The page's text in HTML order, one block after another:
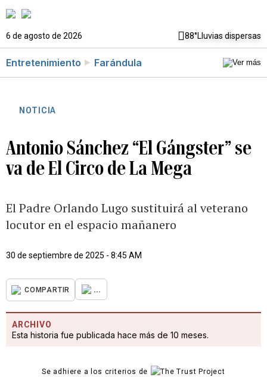
6 de agosto de 2026 88°Lluvias dispersas
Entretenimiento Farándula
NOTICIA
Antonio Sánchez “El Gángster” se
va de El Circo de La Mega
El Padre Orlando Lugo sustituirá al veterano
locutor en el espacio mañanero
30 de septiembre de 2025 - 8:45 AM
COMPARTIR ...
ARCHIVO
Esta historia fue publicada hace más de 10 meses.
Se adhiere a los criterios de